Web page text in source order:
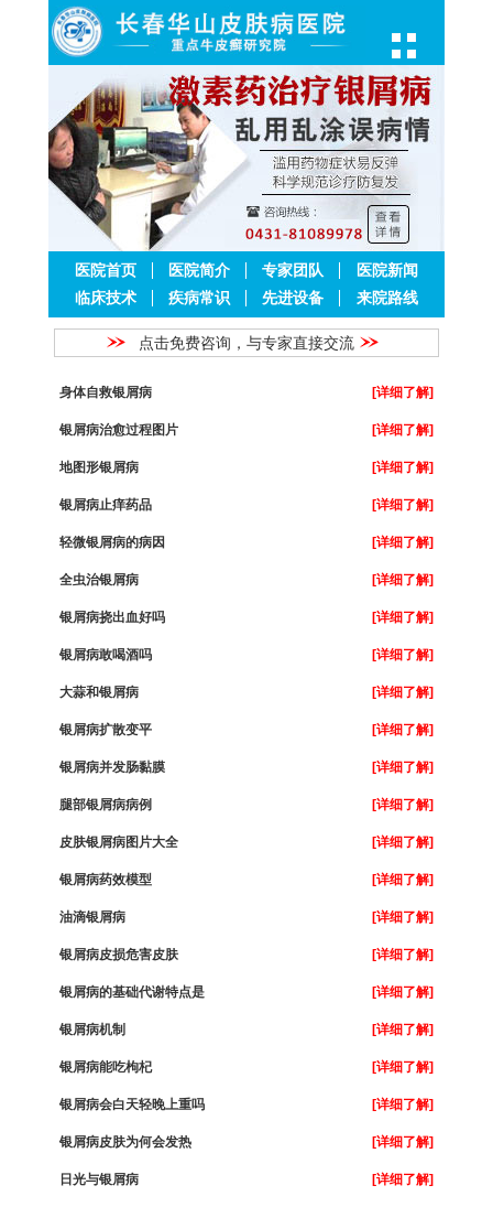
医院首页 医院简介 专家团队
医院新闻
临床技术
疾病常识 先进设备 来院路线
点击免费咨询，与专家直接交流
身体自救银屑病 [详细了解]
银屑病治愈过程图片 [详细了解]
地图形银屑病 [详细了解]
银屑病止痒药品 [详细了解]
轻微银屑病的病因 [详细了解]
全虫治银屑病 [详细了解]
银屑病挠出血好吗 [详细了解]
银屑病敢喝酒吗 [详细了解]
大蒜和银屑病 [详细了解]
银屑病扩散变平 [详细了解]
银屑病并发肠黏膜 [详细了解]
腿部银屑病病例 [详细了解]
皮肤银屑病图片大全 [详细了解]
银屑病药效模型 [详细了解]
油滴银屑病 [详细了解]
银屑病皮损危害皮肤 [详细了解]
银屑病的基础代谢特点是 [详细了解]
银屑病机制 [详细了解]
银屑病能吃枸杞 [详细了解]
银屑病会白天轻晚上重吗 [详细了解]
银屑病皮肤为何会发热 [详细了解]
日光与银屑病 [详细了解]